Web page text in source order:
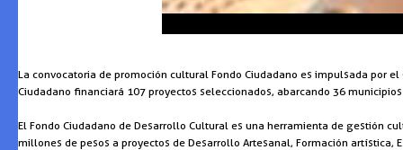
La convocatoria de promoción cultural Fondo Ciudadano es impulsada por
Ciudadano financiará 107 proyectos seleccionados, abarcando 36
El Fondo Ciudadano de Desarrollo Cultural es una herramienta de gestión
millones de pesos a proyectos de Desarrollo Artesanal, Formación